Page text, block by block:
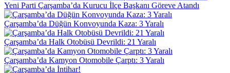
Yeni Parti Çarşamba’da Kurucu İlçe Başkanı Göreve Atandı
Çarşamba’da Düğün Konvoyunda Kaza: 3 Yaralı
Çarşamba’da Halk Otobüsü Devrildi: 21 Yaralı
Çarşamba’da Kamyon Otomobile Çarptı: 3 Yaralı